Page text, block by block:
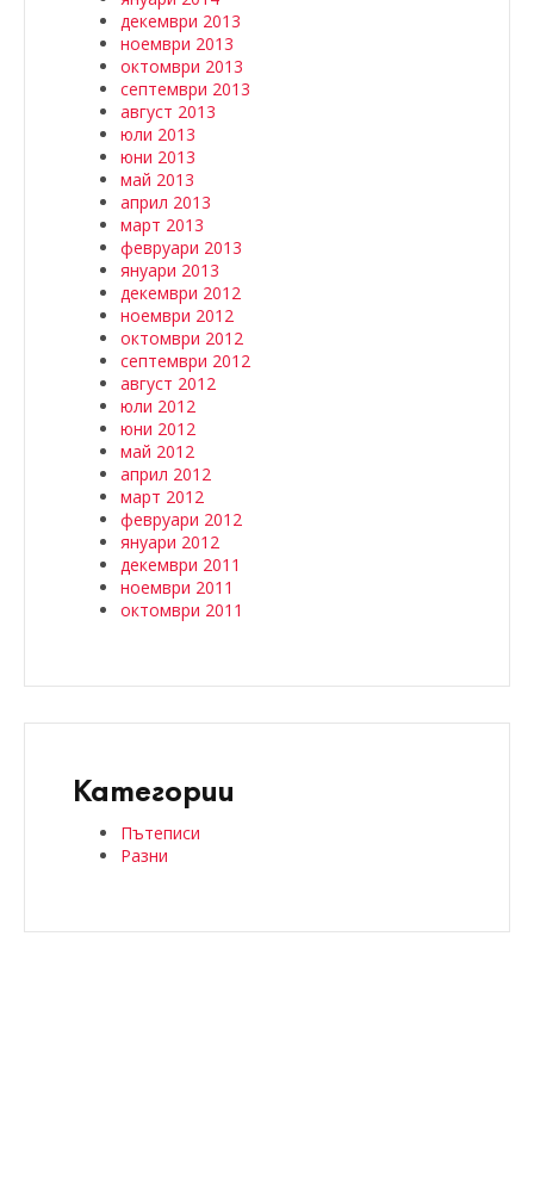
декември 2013
ноември 2013
октомври 2013
септември 2013
август 2013
юли 2013
юни 2013
май 2013
април 2013
март 2013
февруари 2013
януари 2013
декември 2012
ноември 2012
октомври 2012
септември 2012
август 2012
юли 2012
юни 2012
май 2012
април 2012
март 2012
февруари 2012
януари 2012
декември 2011
ноември 2011
октомври 2011
Категории
Пътеписи
Разни